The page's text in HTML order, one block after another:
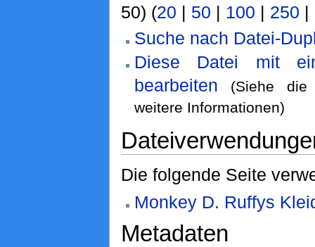
50) (20 | 50 | 100 | 250 |
Suche nach Datei-
Diese Datei mit
bearbeiten
(Siehe
weitere Informationen)
Die folgende Seite
Monkey D. Ruffys
Metadaten